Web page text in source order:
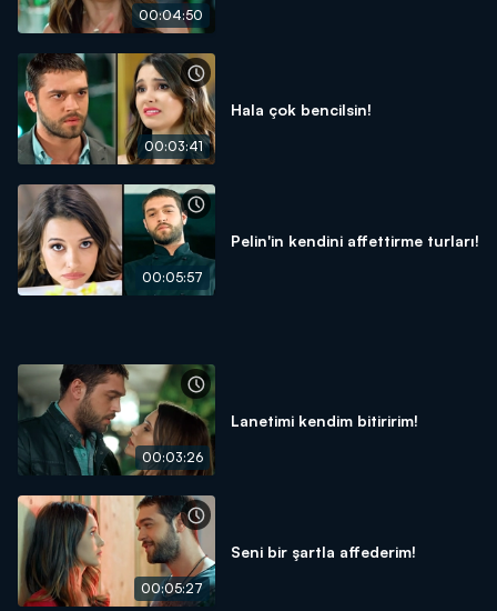
00:04:50
00:03:41
Hala çok bencilsin!
00:05:57
Pelin'in kendini affettirme turları!
00:03:26
Lanetimi kendim bitiririm!
00:05:27
Seni bir şartla affederim!